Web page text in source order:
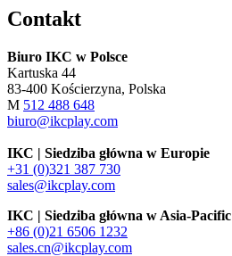
Contakt
Biuro IKC w Polsce
Kartuska 44
83-400 Kościerzyna, Polska
M 512 488 648
biuro@ikcplay.com
IKC | Siedziba główna w Europie
+31 (0)321 387 730
sales@ikcplay.com
IKC | Siedziba główna w Asia-Pacific
+86 (0)21 6506 1232
sales.cn@ikcplay.com